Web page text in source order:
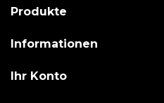
Produkte
Informationen
Ihr Konto